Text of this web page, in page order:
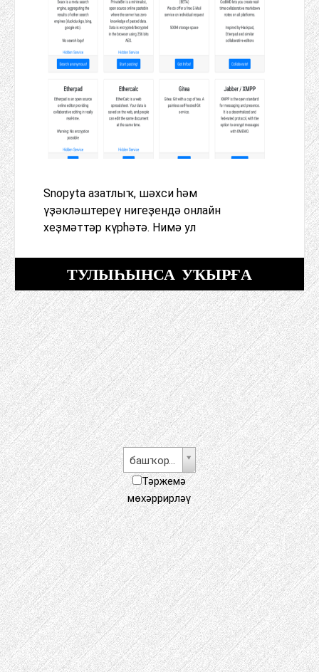
Snopyta азатлыҡ, шәхси һәм
үҙәкләштереү нигеҙендә онлайн
хеҙмәттәр күрһәтә. Нимә ул
ТУЛЫҺЫНСА УҠЫРҒА
башҡорт теле
Тәржемә
мөхәррирләү